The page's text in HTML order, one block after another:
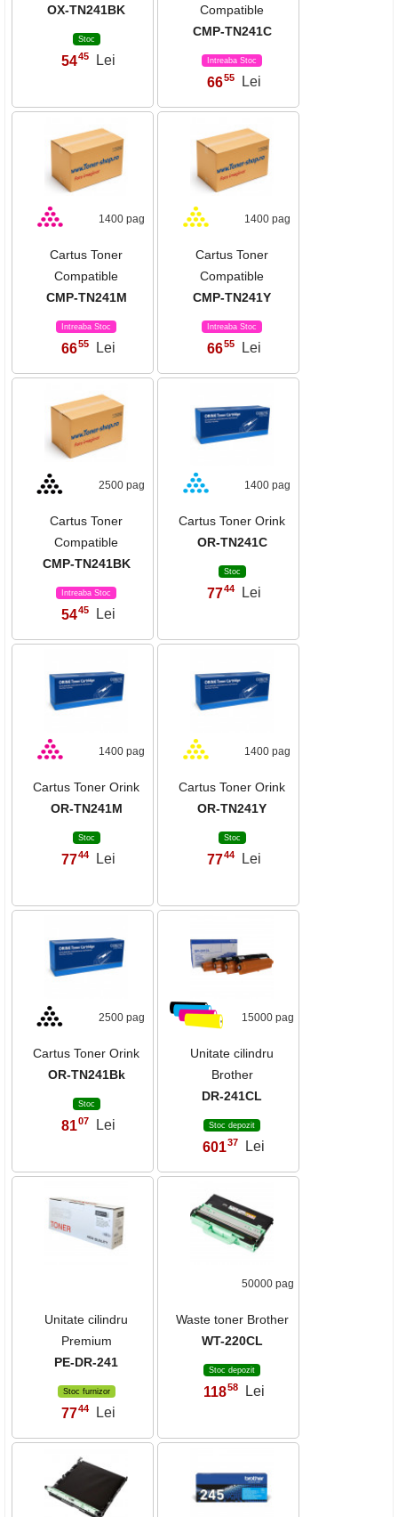
OX-TN241BK
Stoc
5445 Lei
Compatible
CMP-TN241C
Intreaba Stoc
6655 Lei
1400 pag
Cartus Toner
Compatible
CMP-TN241M
Intreaba Stoc
6655 Lei
1400 pag
Cartus Toner
Compatible
CMP-TN241Y
Intreaba Stoc
6655 Lei
2500 pag
Cartus Toner
Compatible
CMP-TN241BK
Intreaba Stoc
5445 Lei
1400 pag
Cartus Toner Orink
OR-TN241C
Stoc
77,44 Lei
1400 pag
Cartus Toner Orink
OR-TN241M
Stoc
77,44 Lei
1400 pag
Cartus Toner Orink
OR-TN241Y
Stoc
77,44 Lei
2500 pag
Cartus Toner Orink
OR-TN241Bk
Stoc
8107 Lei
15000 pag
Unitate cilindru
Brother
DR-241CL
Stoc depozit
60137 Lei
Unitate cilindru
Premium
PE-DR-241
Stoc furnizor
77,44 Lei
50000 pag
Waste toner Brother
WT-220CL
Stoc depozit
11858 Lei